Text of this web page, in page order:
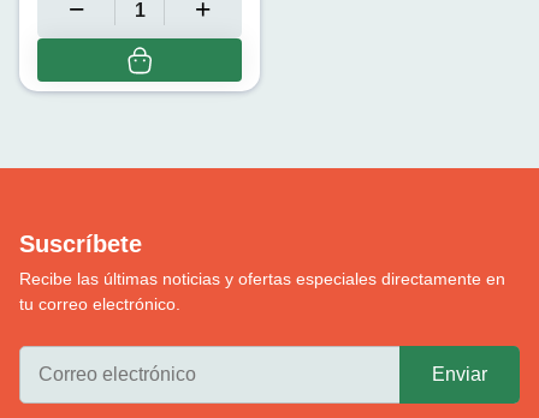
Suscríbete
Recibe las últimas noticias y ofertas especiales directamente en
tu correo electrónico.